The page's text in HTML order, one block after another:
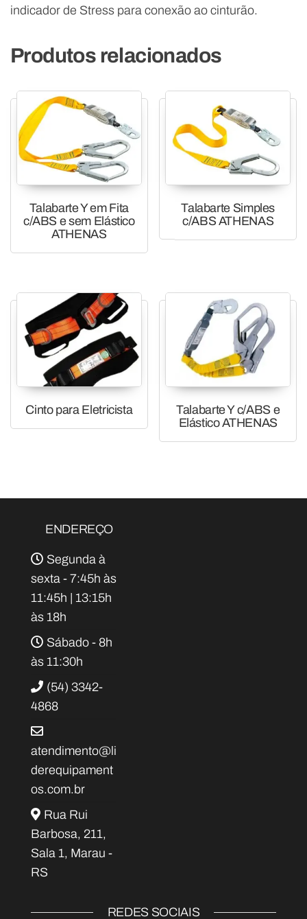
indicador de Stress para conexão ao cinturão.
Produtos relacionados
Talabarte Y em Fita
c/ABS e sem Elástico
ATHENAS
Talabarte Simples
c/ABS ATHENAS
Cinto para Eletricista
Talabarte Y c/ABS e
Elástico ATHENAS
ENDEREÇO
Segunda à
sexta - 7:45h às
11:45h | 13:15h
às 18h
Sábado - 8h
às 11:30h
(54) 3342-
4868
atendimento@li
derequipament
os.com.br
Rua Rui
Barbosa, 211,
Sala 1, Marau -
RS
REDES SOCIAIS